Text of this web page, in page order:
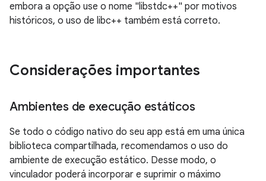
embora a opção use o nome "libstdc++" por motivos
históricos, o uso de libc++ também está correto.
Considerações importantes
Ambientes de execução estáticos
Se todo o código nativo do seu app está em uma única
biblioteca compartilhada, recomendamos o uso do
ambiente de execução estático. Desse modo, o
vinculador poderá incorporar e suprimir o máximo